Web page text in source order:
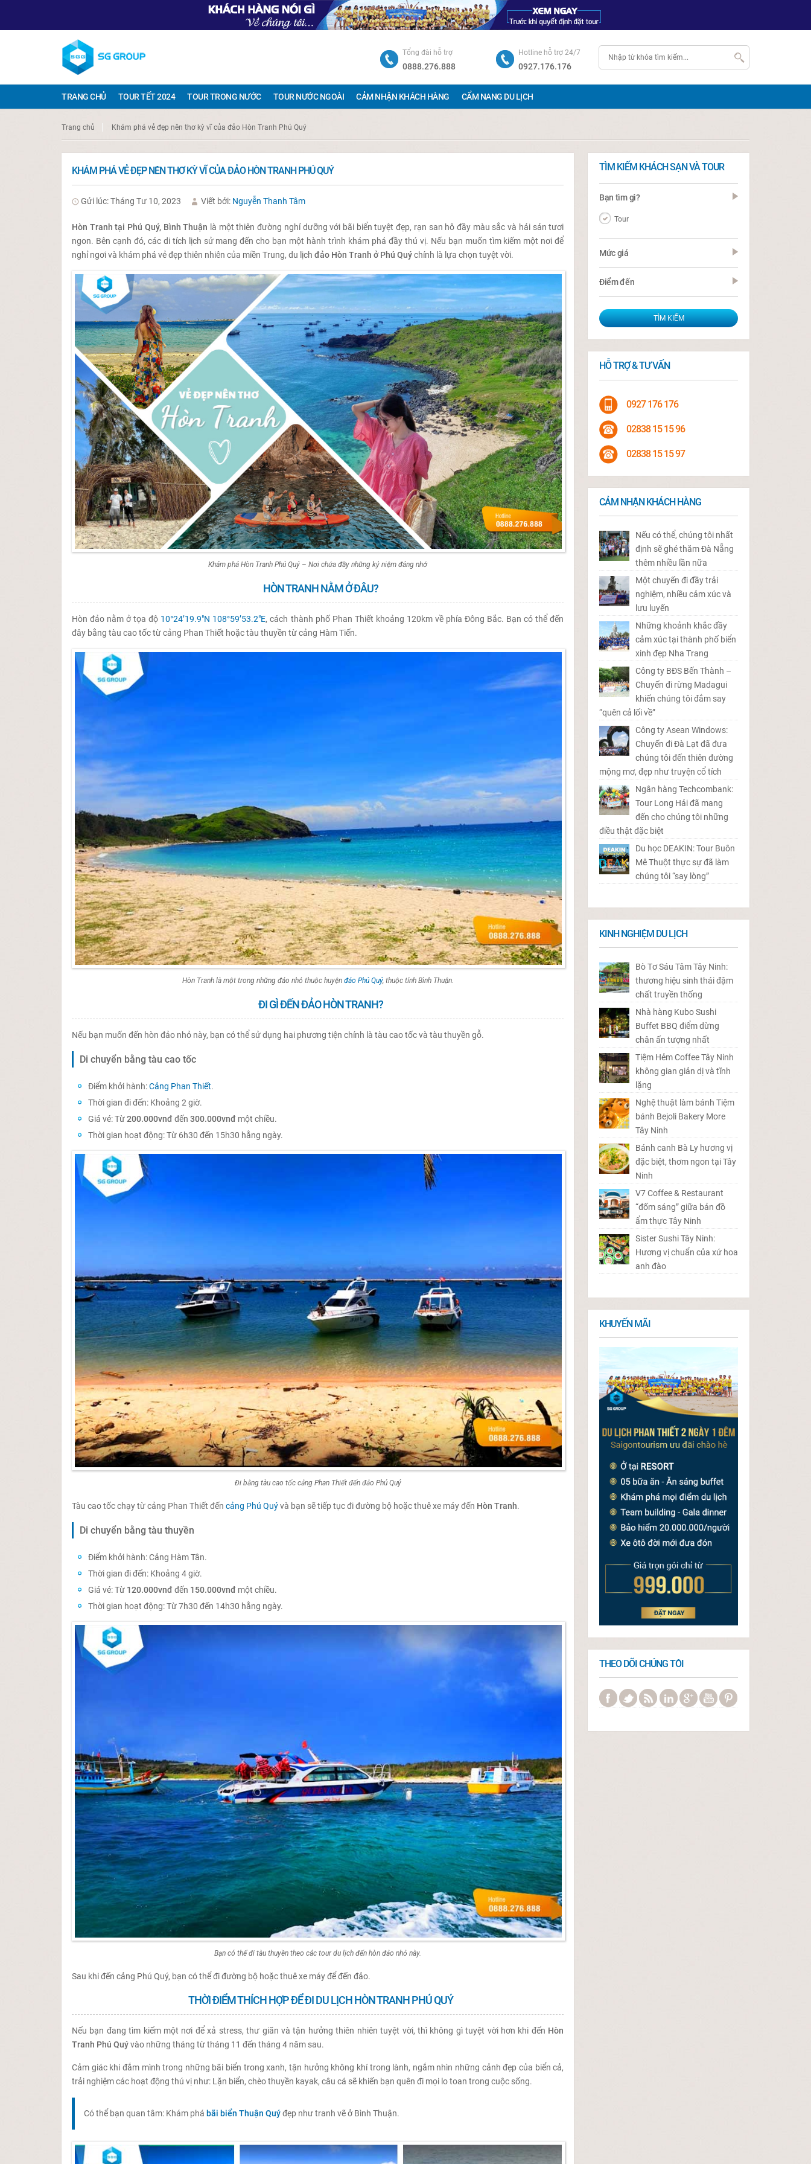
Hotline hỗ trợ 24/7
0927.176.176
Tổng đài hỗ trợ
0888.276.888
TRANG CHỦ TOUR TẾT 2024 TOUR TRONG NƯỚC TOUR NƯỚC NGOÀI CẢM NHẬN KHÁCH HÀNG CẨM NANG DU LỊCH
Trang chủ Khám phá vẻ đẹp nên thơ kỳ vĩ của đảo Hòn Tranh Phú Quý
KHÁM PHÁ VẺ ĐẸP NÊN THƠ KỲ VĨ CỦA ĐẢO HÒN TRANH PHÚ QUÝ
Gửi lúc: Tháng Tư 10, 2023 Viết bởi: Nguyễn Thanh Tâm
Hòn Tranh tại Phú Quý, Bình Thuận là một thiên đường nghỉ dưỡng với bãi biển tuyệt đẹp, rạn san hô đầy màu sắc và hải sản tươi
ngon. Bên cạnh đó, các di tích lịch sử mang đến cho bạn một hành trình khám phá đầy thú vị. Nếu bạn muốn tìm kiếm một nơi để
nghỉ ngơi và khám phá vẻ đẹp thiên nhiên của miền Trung, du lịch đảo Hòn Tranh ở Phú Quýchính là lựa chọn tuyệt vời.
Khám phá Hòn Tranh Phú Quý – Nơi chứa đầy những kỷ niệm đáng nhớ
HÒN TRANH NẰM Ở ĐÂU?
Hòn đảo nằm ở tọa độ 10°24’19.9″N 108°59’53.2″E, cách thành phố Phan Thiết khoảng 120km về phía Đông Bắc. Bạn có thể đến
đây bằng tàu cao tốc từ cảng Phan Thiết hoặc tàu thuyền từ cảng Hàm Tiến.
Hòn Tranh là một trong những đảo nhỏ thuộc huyện đảo Phú Quý, thuộc tỉnh Bình Thuận.
ĐI GÌ ĐẾN ĐẢO HÒN TRANH?
Nếu bạn muốn đến hòn đảo nhỏ này, bạn có thể sử dụng hai phương tiện chính là tàu cao tốc và tàu thuyền gỗ.
Di chuyển bằng tàu cao tốc
Điểm khởi hành:Cảng Phan Thiết.
Thời gian đi đến: Khoảng 2 giờ.
Giá vé: Từ200.000vnđđến 300.000vnđmột chiều.
Thời gian hoạt động: Từ 6h30 đến 15h30 hằng ngày.
Đi bằng tàu cao tốc cảng Phan Thiết đến đảo Phú Quý
Tàu cao tốc chạy từ cảng Phan Thiết đến cảng Phú Quývà bạn sẽ tiếp tục đi đường bộ hoặc thuê xe máy đến Hòn Tranh.
Di chuyển bằng tàu thuyền
Điểm khởi hành: Cảng Hàm Tân.
Thời gian đi đến: Khoảng 4 giờ.
Giá vé: Từ 120.000vnđđến 150.000vnđmột chiều.
Thời gian hoạt động: Từ 7h30 đến 14h30 hằng ngày.
Bạn có thể đi tàu thuyền theo các tour du lịch đến hòn đảo nhỏ này.
Sau khi đến cảng Phú Quý, bạn có thể đi đường bộ hoặc thuê xe máy để đến đảo.
THỜI ĐIỂM THÍCH HỢP ĐỂ ĐI DU LỊCH HÒN TRANH PHÚ QUÝ
Nếu bạn đang tìm kiếm một nơi để xả stress, thư giãn và tận hưởng thiên nhiên tuyệt vời, thì không gì tuyệt vời hơn khi đến Hòn
Tranh Phú Quývào những tháng từ tháng 11 đến tháng 4 năm sau.
Cảm giác khi đắm mình trong những bãi biển trong xanh, tận hưởng không khí trong lành, ngắm nhìn những cảnh đẹp của biển cả,
trải nghiệm các hoạt động thú vị như: Lặn biển, chèo thuyền kayak, câu cá sẽ khiến bạn quên đi mọi lo toan trong cuộc sống.
Có thể bạn quan tâm: Khám phá bãi biển Thuận Quýđẹp như tranh vẽ ở Bình Thuận.
TÌM KIẾM KHÁCH SẠN VÀ TOUR
Bạn tìm gì?
Tour
Mức giá
Điểm đến
HỖ TRỢ & TƯ VẤN
0927 176 176
02838 15 15 96
02838 15 15 97
CẢM NHẬN KHÁCH HÀNG
Nếu có thể, chúng tôi nhất
định sẽ ghé thăm Đà Nẵng
thêm nhiều lần nữa
Một chuyến đi đầy trải
nghiệm, nhiều cảm xúc và
lưu luyến
Những khoảnh khắc đầy
cảm xúc tại thành phố biển
xinh đẹp Nha Trang
Công ty BĐS Bến Thành –
Chuyến đi rừng Madagui
khiến chúng tôi đắm say
“quên cả lối về”
Công ty Asean Windows:
Chuyến đi Đà Lạt đã đưa
chúng tôi đến thiên đường
mộng mơ, đẹp như truyện cổ tích
Ngân hàng Techcombank:
Tour Long Hải đã mang
đến cho chúng tôi những
điều thật đặc biệt
Du học DEAKIN: Tour Buôn
Mê Thuột thực sự đã làm
chúng tôi “say lòng”
KINH NGHIỆM DU LỊCH
Bò Tơ Sáu Tâm Tây Ninh:
thương hiệu sinh thái đậm
chất truyền thống
Nhà hàng Kubo Sushi
Buffet BBQ điểm dừng
chân ấn tượng nhất
Tiệm Hẻm Coffee Tây Ninh
không gian giản dị và tĩnh
lặng
Nghệ thuật làm bánh Tiệm
bánh Bejoli Bakery More
Tây Ninh
Bánh canh Bà Ly hương vị
đặc biệt, thơm ngon tại Tây
Ninh
V7 Coffee & Restaurant
“đốm sáng” giữa bản đồ
ẩm thực Tây Ninh
Sister Sushi Tây Ninh:
Hương vị chuẩn của xứ hoa
anh đào
KHUYẾN MÃI
THEO DÕI CHÚNG TÔI